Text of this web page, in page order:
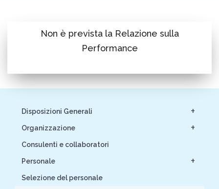
Non è prevista la Relazione sulla
Performance
+
Disposizioni Generali
+
Organizzazione
Consulenti e collaboratori
+
Personale
Selezione del personale